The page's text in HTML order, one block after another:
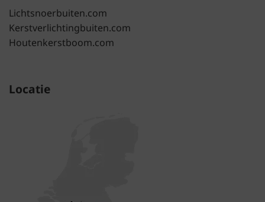
Lichtsnoerbuiten.com
Kerstverlichtingbuiten.com
Houtenkerstboom.com
Locatie